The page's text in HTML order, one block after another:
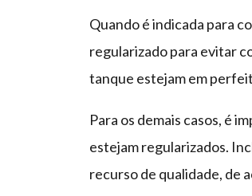
Quando é indicada para
regularizado para evitar
tanque estejam em
Para os demais casos, é
estejam regularizados.
recurso de qualidade, de